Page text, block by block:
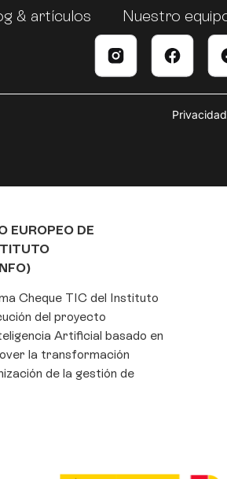
& artículos Nuestro
Privacidad
EUROPEO DE
Cheque TIC del Instituto
del proyecto
Artificial basado en
la transformación
de la gestión de